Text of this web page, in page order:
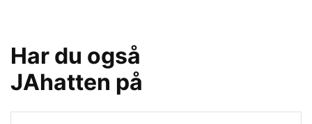
Har du også
JAhatten på